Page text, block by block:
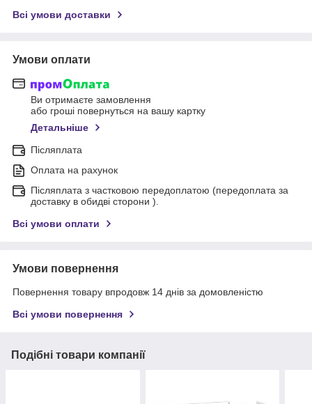
Всі умови доставки
Умови оплати
Ви отримаєте замовлення
або гроші повернуться на вашу картку
Детальніше
Післяплата
Оплата на рахунок
Післяплата з частковою передоплатою (передоплата за
доставку в обидві сторони ).
Всі умови оплати
Умови повернення
Повернення товару впродовж 14 днів за домовленістю
Всі умови повернення
Подібні товари компанії